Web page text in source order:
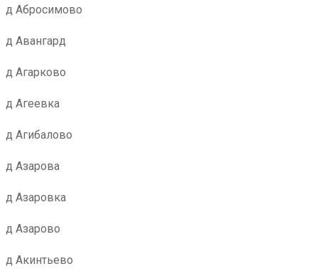
д Абросимово
д Авангард
д Агарково
д Агеевка
д Агибалово
д Азарова
д Азаровка
д Азарово
д Акинтьево